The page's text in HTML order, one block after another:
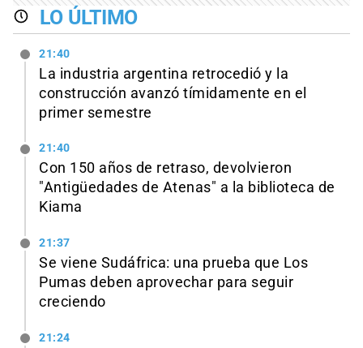
LO ÚLTIMO
21:40
La industria argentina retrocedió y la
construcción avanzó tímidamente en el
primer semestre
21:40
Con 150 años de retraso, devolvieron
"Antigüedades de Atenas" a la biblioteca de
Kiama
21:37
Se viene Sudáfrica: una prueba que Los
Pumas deben aprovechar para seguir
creciendo
21:24